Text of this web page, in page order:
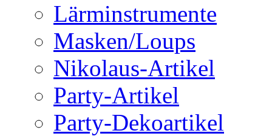
Lärminstrumente
Masken/Loups
Nikolaus-Artikel
Party-Artikel
Party-Dekoartikel